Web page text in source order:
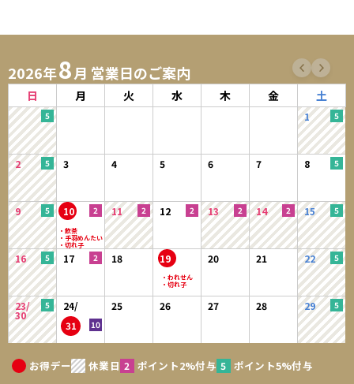
2026年8月 営業日のご案内
日 月 火 水 木 金 土
1
2 3 4 5 6 7 8
9 10 11 12 13 14 15
16 17 18 19 20 21 22
23/
30
24/
31
25 26 27 28 29
お得デー 休業日 ポイント2%付与
ポイント5%付与